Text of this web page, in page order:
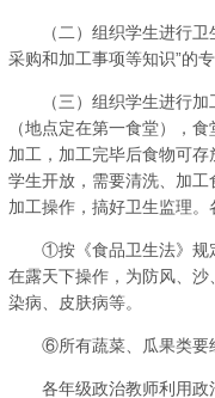
（二）组织学生进行卫生
采购和加工事项等知识”的
（三）组织学生进行加
（地点定在第一食堂），
加工，加工完毕后食物可
学生开放，需要清洗、加
加工操作，搞好卫生监理
①按《食品卫生法》规定
在露天下操作，为防风、
染病、皮肤病等。
⑥所有蔬菜、瓜果类要经
各年级政治教师利用政治